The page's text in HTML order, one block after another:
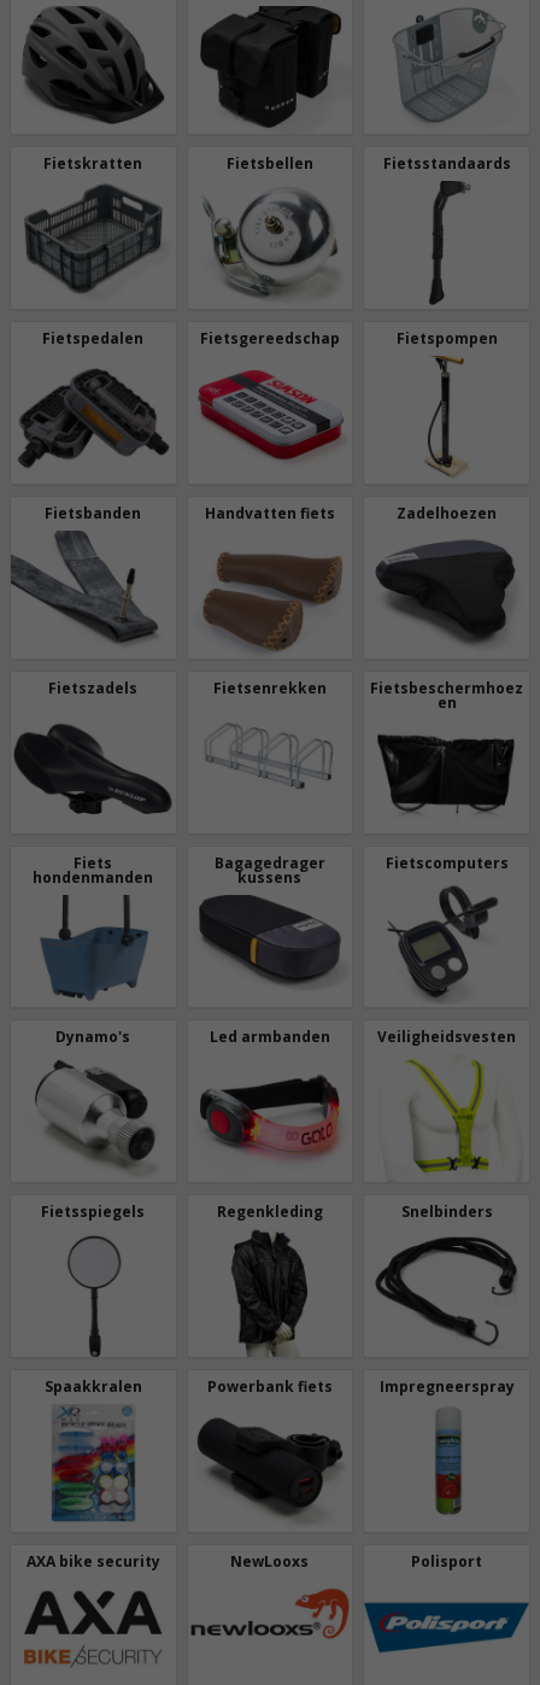
Fietskratten Fietsbellen Fietsstandaards
Fietspedalen Fietsgereedschap Fietspompen
Fietsbanden Handvatten fiets Zadelhoezen
Fietszadels Fietsenrekken Fietsbeschermhoez
en
Fiets
hondenmanden
Bagagedrager
kussens
Fietscomputers
Dynamo's Led armbanden Veiligheidsvesten
Fietsspiegels Regenkleding Snelbinders
Spaakkralen Powerbank fiets Impregneerspray
AXA bike security NewLooxs Polisport